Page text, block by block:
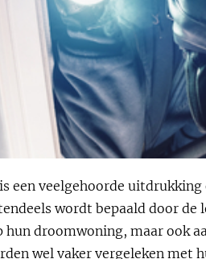
een veelgehoorde
wordt bepaald door
droomwoning, maar ook
wel vaker vergeleken met